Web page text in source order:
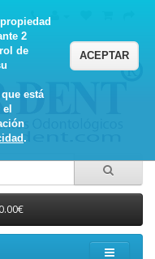
2
de
está
.
ACEPTAR